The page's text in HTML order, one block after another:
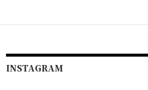
INSTAGRAM